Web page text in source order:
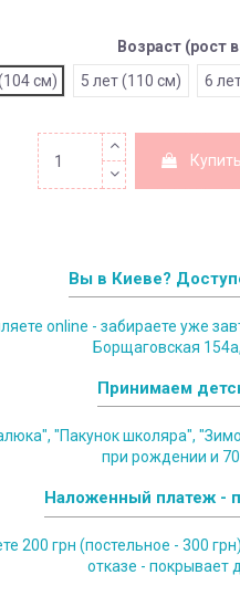
Возраст (рост
см)
5 лет (110 см) 6
Купить
Вы в Киеве?
online - забираете уже
Борщаговская
Принимаем
"Пакунок школяра",
при рождении и
Наложенный платеж -
200 грн (постельное - 300
отказе - покрывает